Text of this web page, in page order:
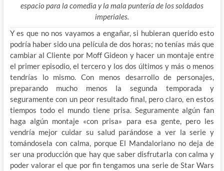
espacio para la comedia y la mala puntería de los soldados
imperiales.
Y es que no nos vayamos a engañar, si hubieran querido esto
podría haber sido una película de dos horas; no tenías más que
cambiar al Cliente por Moff Gideon y hacer un montaje entre
el primer episodio, el tercero y los dos últimos y más o menos
tendrías lo mismo. Con menos desarrollo de personajes,
preparando mucho menos la segunda temporada y
seguramente con un peor resultado final, pero claro, en estos
tiempos todo el mundo tiene prisa. Seguramente algún fan
haga algún montaje «con prisa» para esa gente, pero les
vendría mejor cuidar su salud parándose a ver la serie y
tomándosela con calma, porque El Mandaloriano no deja de
ser una producción que hay que saber disfrutarla con calma y
poder valorar el que por fin tengamos una serie de Star Wars